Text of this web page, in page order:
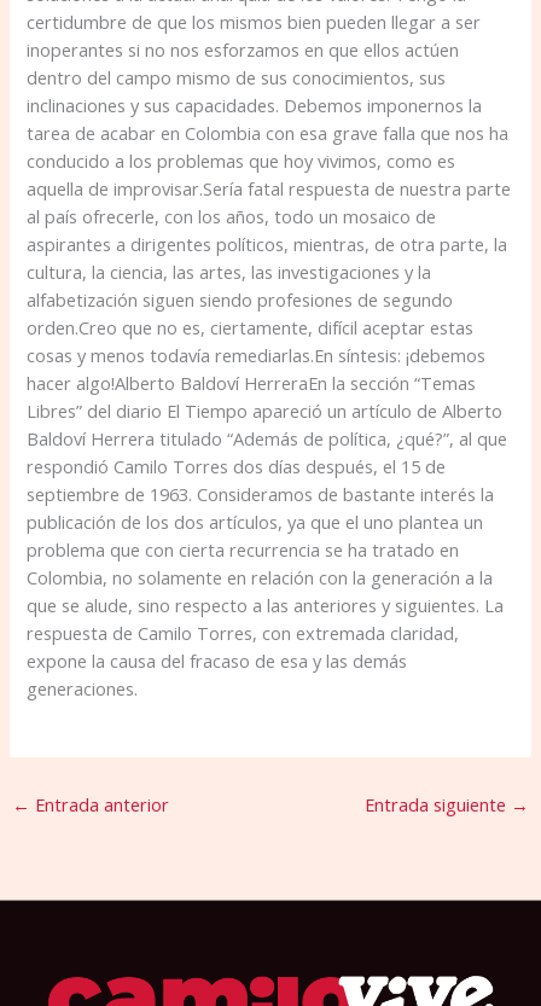
certidumbre de que los mismos bien pueden llegar a ser
inoperantes si no nos esforzamos en que ellos actúen
dentro del campo mismo de sus conocimientos, sus
inclinaciones y sus capacidades. Debemos imponernos la
tarea de acabar en Colombia con esa grave falla que nos ha
conducido a los problemas que hoy vivimos, como es
aquella de improvisar.Sería fatal respuesta de nuestra parte
al país ofrecerle, con los años, todo un mosaico de
aspirantes a dirigentes políticos, mientras, de otra parte, la
cultura, la ciencia, las artes, las investigaciones y la
alfabetización siguen siendo profesiones de segundo
orden.Creo que no es, ciertamente, difícil aceptar estas
cosas y menos todavía remediarlas.En síntesis: ¡debemos
hacer algo!Alberto Baldoví HerreraEn la sección “Temas
Libres” del diario El Tiempo apareció un artículo de Alberto
Baldoví Herrera titulado “Además de política, ¿qué?”, al que
respondió Camilo Torres dos días después, el 15 de
septiembre de 1963. Consideramos de bastante interés la
publicación de los dos artículos, ya que el uno plantea un
problema que con cierta recurrencia se ha tratado en
Colombia, no solamente en relación con la generación a la
que se alude, sino respecto a las anteriores y siguientes. La
respuesta de Camilo Torres, con extremada claridad,
expone la causa del fracaso de esa y las demás
generaciones.
← Entrada anterior Entrada siguiente →